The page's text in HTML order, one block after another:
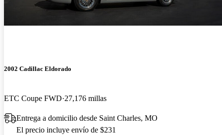
2002 Cadillac Eldorado
ETC Coupe FWD 27,176 millas
Entrega a domicilio desde Saint Charles, MO
El precio incluye envío de $231